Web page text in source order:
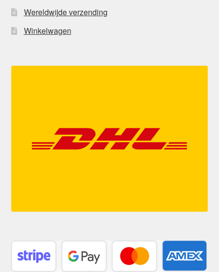
Wereldwijde verzending
Winkelwagen